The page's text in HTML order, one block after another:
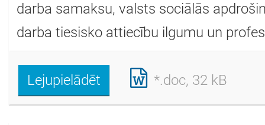
darba samaksu, valsts sociālās
darba tiesisko attiecību ilgumu un
Lejupielādēt *.doc, 32 kB